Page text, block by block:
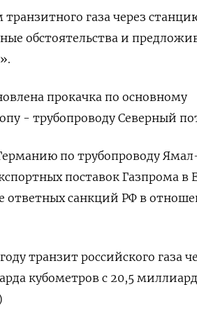
газа через
обстоятельства и
прокачка по основному
- трубопроводу Северный
по трубопроводу
поставок Газпрома в
ответных санкций РФ в
транзит российского газа
кубометров с 20,5